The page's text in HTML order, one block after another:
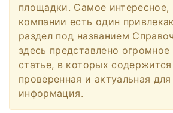
площадки. Самое интересное,
компании есть один
раздел под названием
здесь представлено огромное
статье, в которых
проверенная и актуальная
информация.